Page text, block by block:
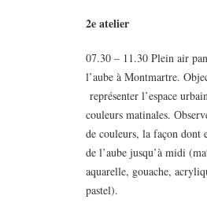
2e atelier
07.30 – 11.30 Plein air
l’aube à Montmartre.
représenter l’espace
couleurs matinales.
de couleurs, la façon dont
de l’aube jusqu’à midi
aquarelle, gouache,
pastel).